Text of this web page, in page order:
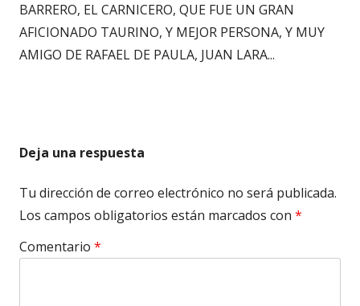
BARRERO, EL CARNICERO, QUE FUE UN GRAN
AFICIONADO TAURINO, Y MEJOR PERSONA, Y MUY
AMIGO DE RAFAEL DE PAULA, JUAN LARA...
Deja una respuesta
Tu dirección de correo electrónico no será publicada.
Los campos obligatorios están marcados con *
Comentario *